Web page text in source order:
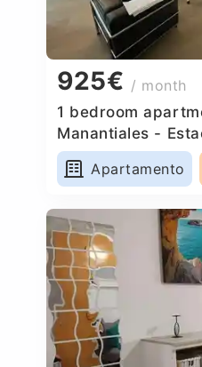
925€ / month
1 bedroom
Manantiales -
Autobuses, Spain
Apartamento